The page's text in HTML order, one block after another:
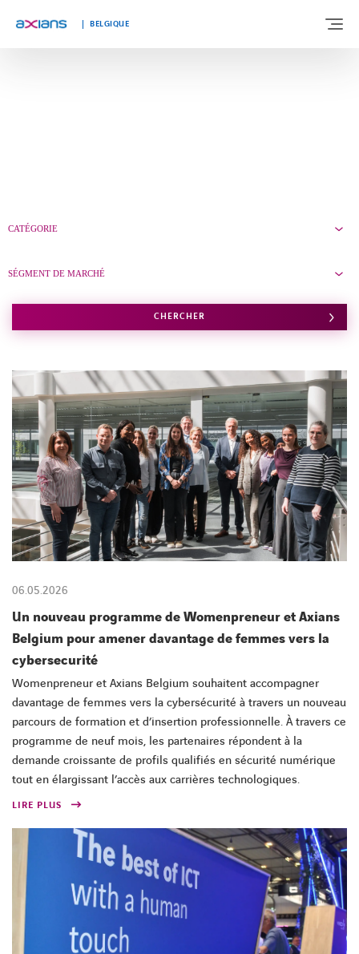
BELGIQUE
ACTUALITÉS
CONTACT
CATÉGORIE
SÉGMENT DE MARCHÉ
CHERCHER
06.05.2026
Un nouveau programme de Womenpreneur et Axians
Belgium pour amener davantage de femmes vers la
cybersecurité
Womenpreneur et Axians Belgium souhaitent accompagner
davantage de femmes vers la cybersécurité à travers un nouveau
parcours de formation et d’insertion professionnelle. À travers ce
programme de neuf mois, les partenaires répondent à la
demande croissante de profils qualifiés en sécurité numérique
tout en élargissant l’accès aux carrières technologiques.
LIRE PLUS